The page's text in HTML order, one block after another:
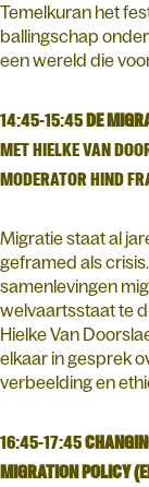
Temelkuran het
ballingschap
een wereld die
14:45-15:45DE
MET HIELKE VAN
MODERATOR HIND
Migratie staat al
geframed als
samenlevingen
welvaartsstaat te
Hielke Van
elkaar in gesprek
verbeelding en
16:45-17:45
MIGRATION POLICY